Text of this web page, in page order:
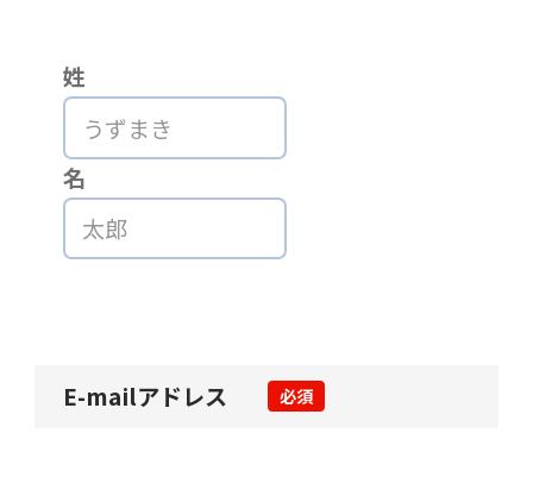
姓
名
E-mailアドレス 必須